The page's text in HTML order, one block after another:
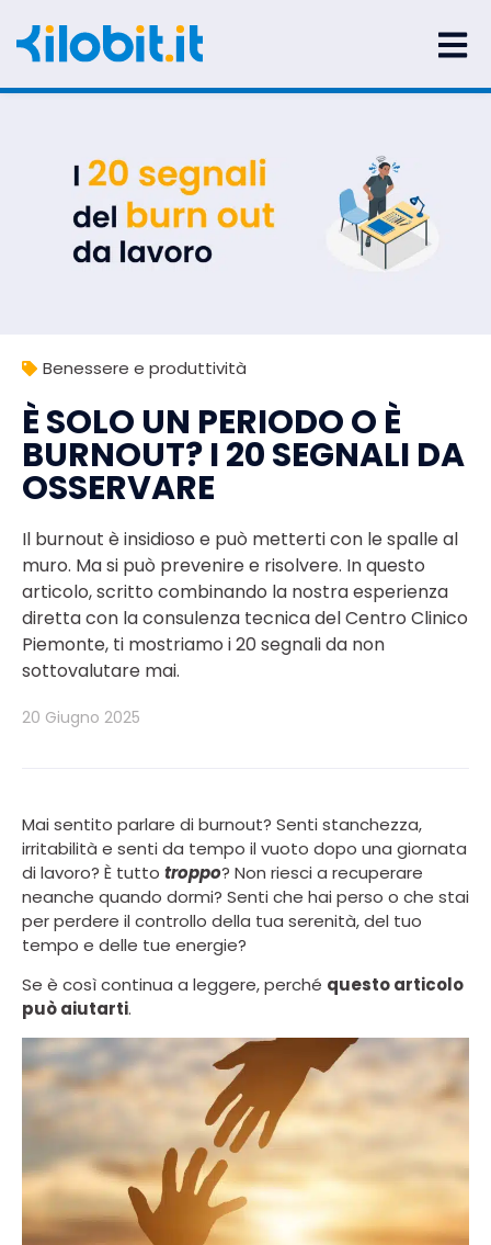
Benessere e produttività
È SOLO UN PERIODO O È
BURNOUT? I 20 SEGNALI DA
OSSERVARE
Il burnout è insidioso e può metterti con le spalle al
muro. Ma si può prevenire e risolvere. In questo
articolo, scritto combinando la nostra esperienza
diretta con la consulenza tecnica del Centro Clinico
Piemonte, ti mostriamo i 20 segnali da non
sottovalutare mai.
20 Giugno 2025
Mai sentito parlare di burnout? Senti stanchezza,
irritabilità e senti da tempo il vuoto dopo una giornata
di lavoro? È tutto troppo? Non riesci a recuperare
neanche quando dormi? Senti che hai perso o che stai
per perdere il controllo della tua serenità, del tuo
tempo e delle tue energie?
Se è così continua a leggere, perché questo articolo
può aiutarti.